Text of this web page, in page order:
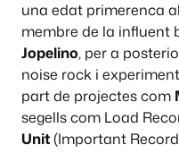
una edat primerenca
membre de la influent
Jopelino, per a
noise rock i
part de projectes com
segells com Load
Unit(Important